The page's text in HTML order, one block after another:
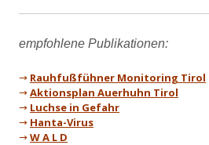
→ Rauhfußfühner Monitoring Tirol
→Aktionsplan Auerhuhn Tirol
→ Luchse in Gefahr
→ Hanta-Virus
→W A L D